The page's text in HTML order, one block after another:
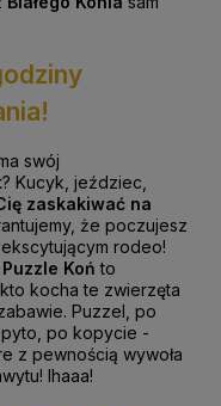
swój
? Kucyk, jeździec,
zaskakiwać na
że poczujesz
rodeo!
Puzzle Koń to
kocha te zwierzęta
Puzzel, po
po kopycie -
z pewnością wywoła
Ihaaa!